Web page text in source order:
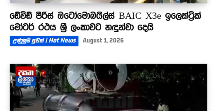
ඩේවිඩ් පීරිස් ඔටෝමොබයිල්ස් BAIC X3e ඉලෙක්ට්‍රික්
මෝටර් රථය ශ්‍රී ලංකාවට හඳුන්වා දෙයි
උණුසුම් පුවත් | Hot News August 1, 2026